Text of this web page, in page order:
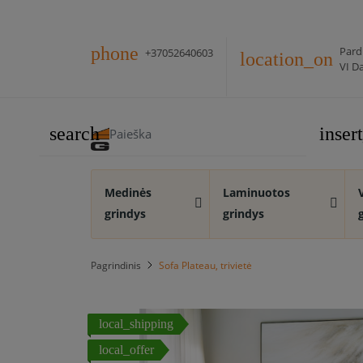
phone +37052640603 location_on VI
search
Medinės
grindys
Laminuotos
grindys
Pagrindinis Sofa Plateau, trivietė
local_shipping
local_offer